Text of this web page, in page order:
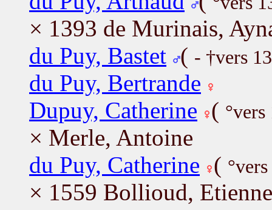
× 1393 de Murinais,
du Puy, Bastet ( - †vers
du Puy, Bertrande
Dupuy, Catherine (
× Merle, Antoine
du Puy, Catherine (
× 1559 Bollioud, Etienne